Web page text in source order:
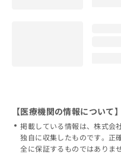
【医療機関の情報について】
掲載している情報は、株式会
独自に収集したものです。正
全に保証するものではありませ